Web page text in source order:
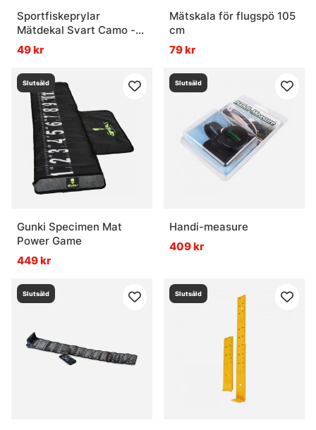
Sportfiskeprylar
Mätdekal Svart Camo -
136x5cm
49 kr
Mätskala för flugspö 105
cm
79 kr
Slutsåld
Gunki Specimen Mat
Power Game
449 kr
Slutsåld
Handi-measure
409 kr
Slutsåld Slutsåld